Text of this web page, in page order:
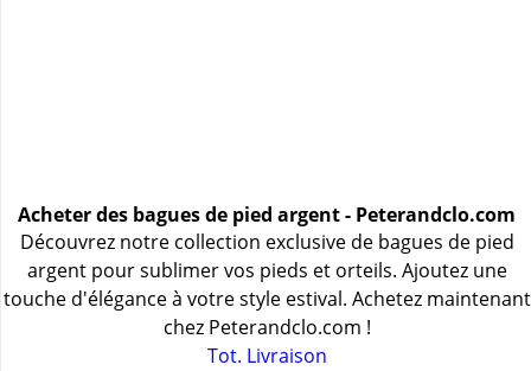
Acheter des bagues de pied argent - Peterandclo.com
Découvrez notre collection exclusive de bagues de pied
argent pour sublimer vos pieds et orteils. Ajoutez une
touche d'élégance à votre style estival. Achetez maintenant
chez Peterandclo.com !
Tot. Livraison